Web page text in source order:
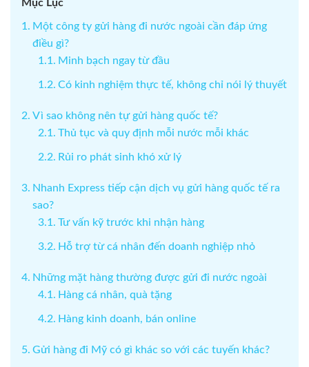
Mục Lục
Một công ty gửi hàng đi nước ngoài cần đáp ứng
điều gì?
Minh bạch ngay từ đầu
Có kinh nghiệm thực tế, không chỉ nói lý thuyết
Vì sao không nên tự gửi hàng quốc tế?
Thủ tục và quy định mỗi nước mỗi khác
Rủi ro phát sinh khó xử lý
Nhanh Express tiếp cận dịch vụ gửi hàng quốc tế ra
sao?
Tư vấn kỹ trước khi nhận hàng
Hỗ trợ từ cá nhân đến doanh nghiệp nhỏ
Những mặt hàng thường được gửi đi nước ngoài
Hàng cá nhân, quà tặng
Hàng kinh doanh, bán online
Gửi hàng đi Mỹ có gì khác so với các tuyến khác?